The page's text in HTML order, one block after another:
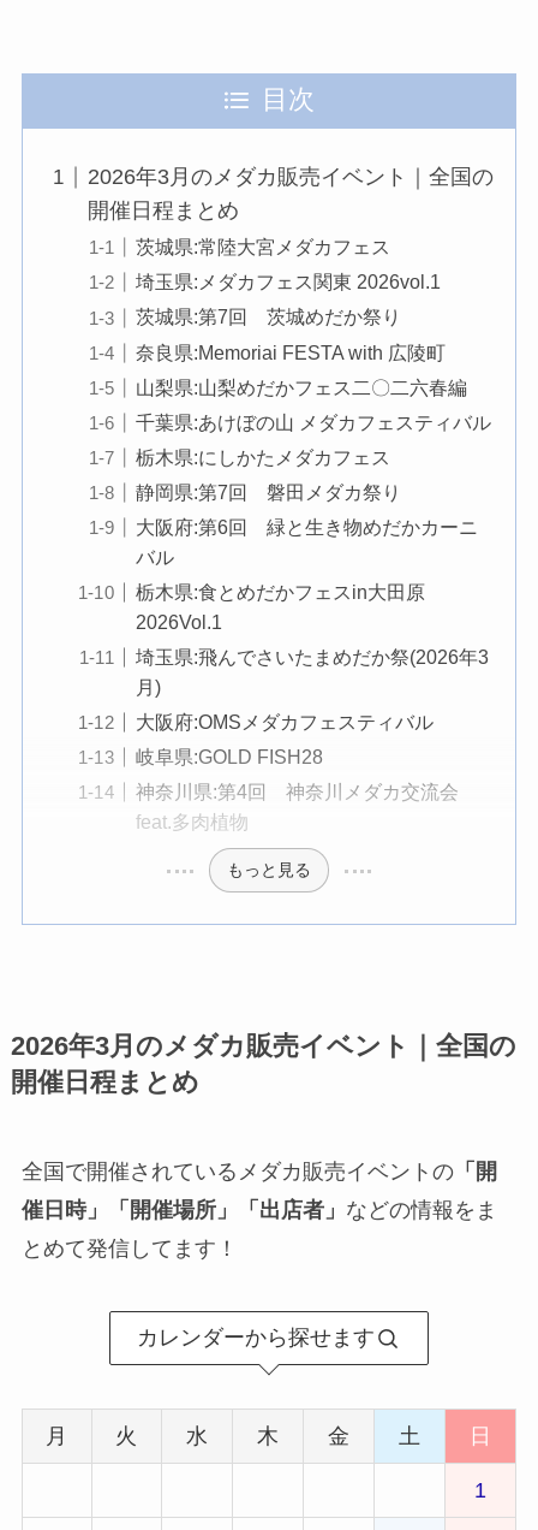
目次
2026年3月のメダカ販売イベント｜全国の
開催日程まとめ
茨城県:常陸大宮メダカフェス
埼玉県:メダカフェス関東 2026vol.1
茨城県:第7回 茨城めだか祭り
奈良県:Memoriai FESTA with 広陵町
山梨県:山梨めだかフェス二〇二六春編
千葉県:あけぼの山 メダカフェスティバル
栃木県:にしかたメダカフェス
静岡県:第7回 磐田メダカ祭り
大阪府:第6回 緑と生き物めだかカーニ
バル
栃木県:食とめだかフェスin大田原
2026Vol.1
埼玉県:飛んでさいたまめだか祭(2026年3
月)
大阪府:OMSメダカフェスティバル
岐阜県:GOLD FISH28
神奈川県:第4回 神奈川メダカ交流会
feat.多肉植物
もっと見る
2026年3月のメダカ販売イベント｜全国の
開催日程まとめ
全国で開催されているメダカ販売イベントの「開
催日時」「開催場所」「出店者」 などの情報をま
とめて発信してます！
カレンダーから探せます
月 火 水 木 金 土 日
1